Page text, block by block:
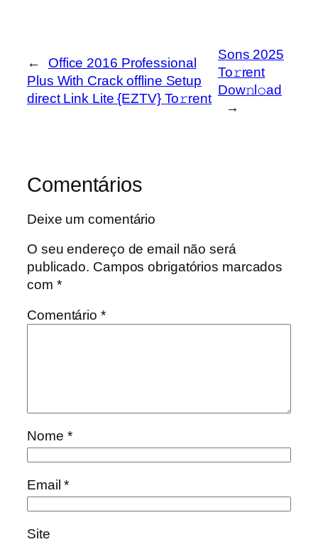
←
Office 2016 Professional
Plus With Crack offline Setup
direct Link Lite {EZTV} To𝚛rent
Sons 2025
To𝚛rent
Dow𝚗l𝚘ad
→
Comentários
Deixe um comentário
O seu endereço de email não será
publicado. Campos obrigatórios marcados
com *
Comentário *
Nome *
Email*
Site